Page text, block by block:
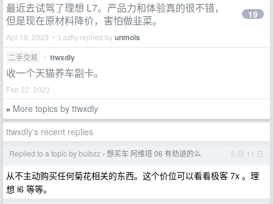
最近去试驾了理想 L7。产品力和体验真的很不错，
但是现在原材料降价，害怕做韭菜。
Apr 18, 2023 • Lastly replied byunmois
19
二手交易 • ttwxdly
收一个天猫养车副卡。
Feb 22, 2023
» More topics by ttwxdly
ttwxdly's recent replies
Replied to a topic by bulbzz › 想买车 阿维塔 06 有劝退的么 5 月 11 日
从不主动购买任何菊花相关的东西。这个价位可以看看极客 7x 。理
想 i6 等等。